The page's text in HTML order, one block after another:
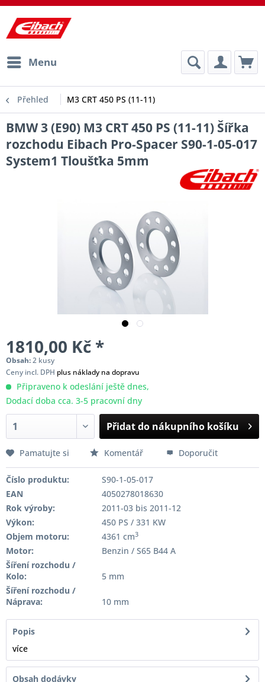
Menu
Přehled M3 CRT 450 PS (11-11)
BMW 3 (E90) M3 CRT 450 PS (11-11) Šířka
rozchodu Eibach Pro-Spacer S90-1-05-017
System1 Tloušťka 5mm
1810,00 Kč *
Obsah:2 kusy
Ceny incl. DPH plus náklady na dopravu
Připraveno k odeslání ještě dnes,
Dodací doba cca. 3-5 pracovní dny
Přidat do nákupního košíku
Pamatujte si Komentář Doporučit
Číslo produktu:
S90-1-05-017
EAN
4050278018630
Rok výroby:
2011-03 bis 2011-12
Výkon:
450 PS / 331 KW
Objem motoru:
4361 cm3
Motor:
Benzin / S65 B44 A
Šíření rozchodu /
Kolo:
5 mm
Šíření rozchodu /
Náprava:
10 mm
Popis
více
Obsah dodávky